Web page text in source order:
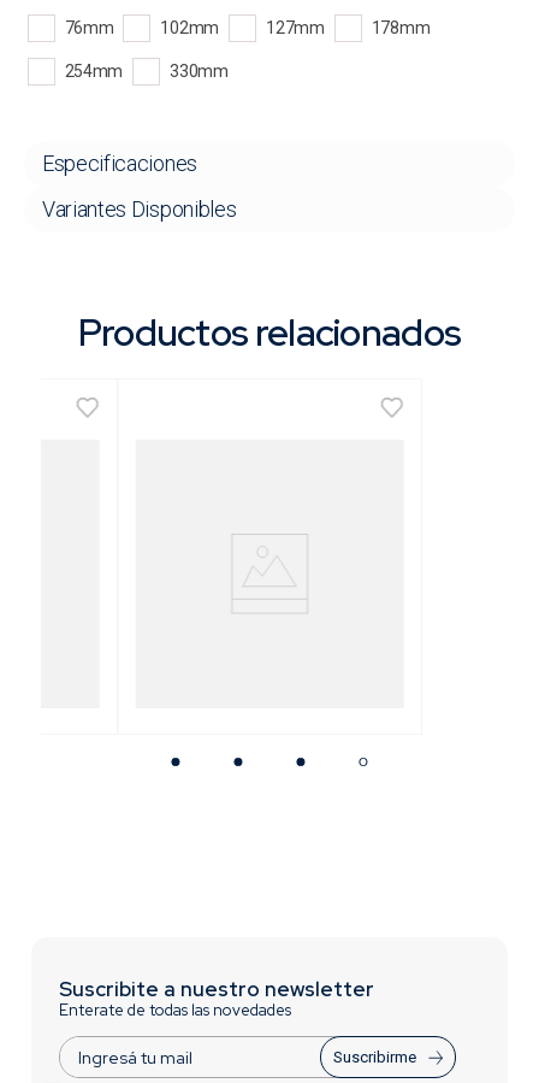
76mm 102mm 127mm 178mm
254mm 330mm
Especificaciones
Variantes Disponibles
Productos relacionados
Suscribite a nuestro newsletter
Enterate de todas las novedades
Suscribirme